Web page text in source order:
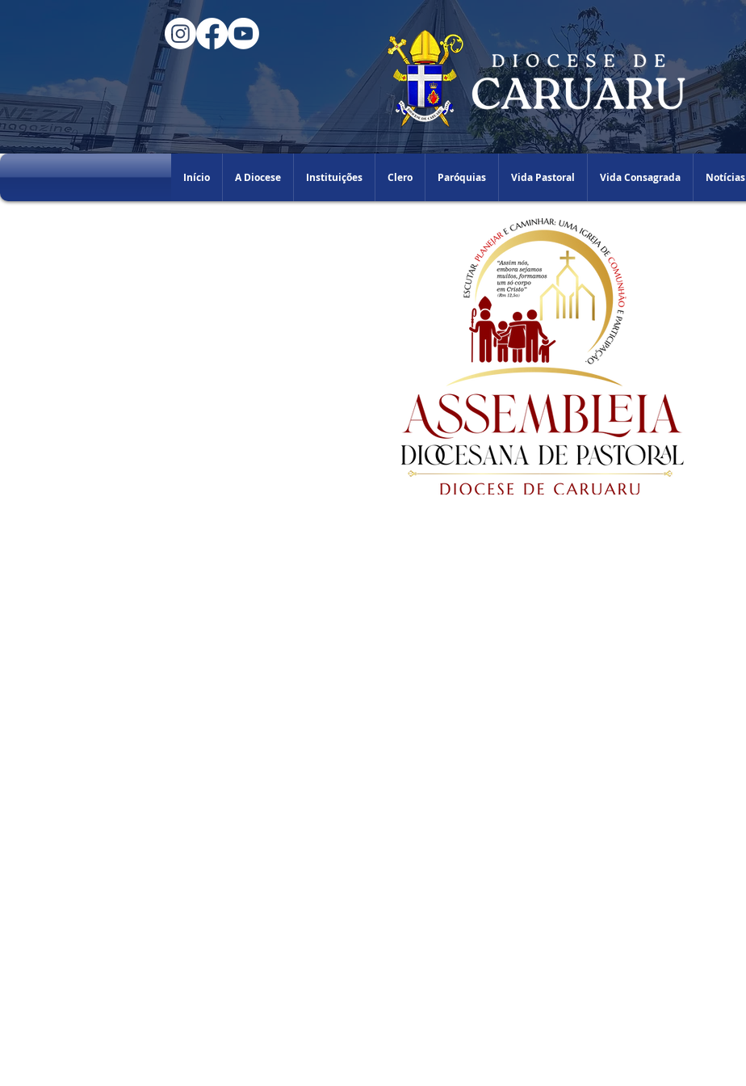
Início A Diocese Instituições Clero Paróquias Vida Pastoral Vida Consagrada Notícias